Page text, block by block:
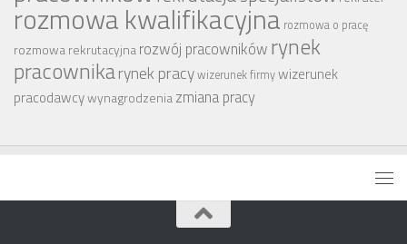
rozmowa kwalifikacyjna rozmowa o pracę
rozmowa rekrutacyjnarozwój pracowników rynek
pracownikarynek pracywizerunek firmywizerunek
pracodawcywynagrodzeniazmiana pracy